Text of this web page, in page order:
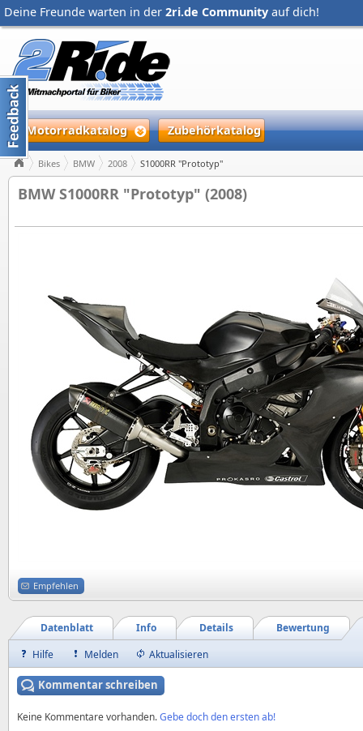
Deine Freunde warten in der 2ri.de Community auf dich!
Motorradkatalog Zubehörkatalog
Bikes BMW 2008 S1000RR "Prototyp"
BMW S1000RR "Prototyp" (2008)
Empfehlen
Bewertung
Details
Info
Datenblatt
Hilfe
Melden Aktualisieren
Kommentar schreiben
Keine Kommentare vorhanden.Gebe doch den ersten ab!